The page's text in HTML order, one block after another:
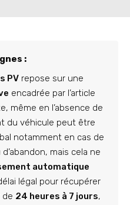
:
PV repose sur une
encadrée par l’article
même en l’absence de
du véhicule peut être
notamment en cas de
mais cela ne
automatique
légal pour récupérer
de 24 heures à 7 jours,